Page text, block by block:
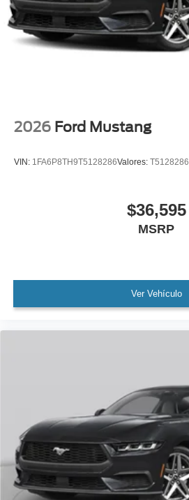
2026 Ford Mustang
VIN: 1FA6P8TH9T5128286Valores: T5128286
$36,595
MSRP
Ver Vehículo